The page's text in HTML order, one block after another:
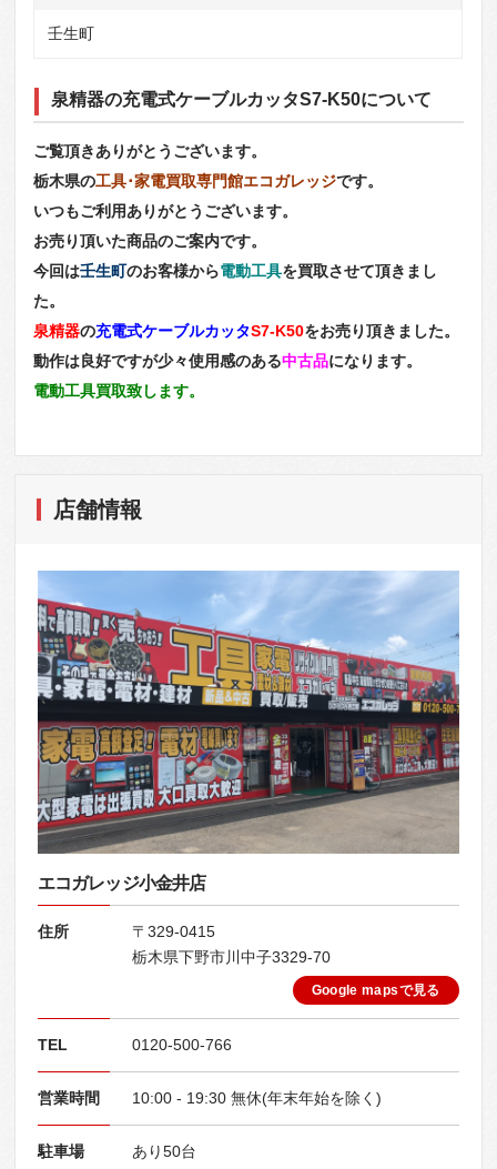
壬生町
泉精器の充電式ケーブルカッタS7-K50について
ご覧頂きありがとうございます。
栃木県の工具･家電買取専門館エコガレッジです。
いつもご利用ありがとうございます。
お売り頂いた商品のご案内です。
今回は壬生町のお客様から電動工具を買取させて頂きまし
た。
泉精器の充電式ケーブルカッタS7-K50をお売り頂きました。
動作は良好ですが少々使用感のある中古品になります。
電動工具買取致します。
店舗情報
エコガレッジ小金井店
住所
〒329-0415
栃木県下野市川中子3329-70
Google mapsで見る
TEL 0120-500-766
営業時間 10:00 - 19:30 無休(年末年始を除く)
駐車場 あり50台